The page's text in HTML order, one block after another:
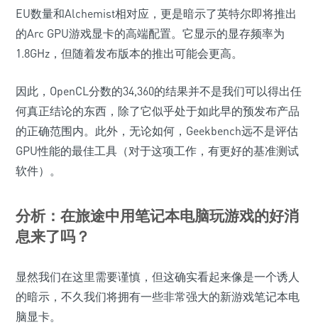
EU数量和Alchemist相对应，更是暗示了英特尔即将推出
的Arc GPU游戏显卡的高端配置。它显示的显存频率为
1.8GHz，但随着发布版本的推出可能会更高。
因此，OpenCL分数的34,360的结果并不是我们可以得出任
何真正结论的东西，除了它似乎处于如此早的预发布产品
的正确范围内。此外，无论如何，Geekbench远不是评估
GPU性能的最佳工具（对于这项工作，有更好的基准测试
软件）。
分析：在旅途中用笔记本电脑玩游戏的好消
息来了吗？
显然我们在这里需要谨慎，但这确实看起来像是一个诱人
的暗示，不久我们将拥有一些非常强大的新游戏笔记本电
脑显卡。